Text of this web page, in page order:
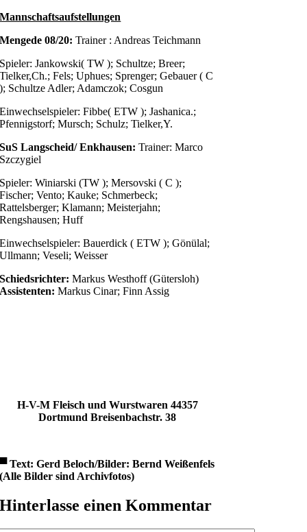
Mannschaftsaufstellungen
Mengede 08/20: Trainer : Andreas Teichmann
Spieler: Jankowski( TW ); Schultze; Breer;
Tielker,Ch.; Fels; Uphues; Sprenger; Gebauer ( C
); Schultze Adler; Adamczok; Cosgun
Einwechselspieler: Fibbe( ETW ); Jashanica.;
Pfennigstorf; Mursch; Schulz; Tielker,Y.
SuS Langscheid/ Enkhausen: Trainer: Marco
Szczygiel
Spieler: Winiarski (TW ); Mersovski ( C );
Fischer; Vento; Kauke; Schmerbeck;
Rattelsberger; Klamann; Meisterjahn;
Rengshausen; Huff
Einwechselspieler: Bauerdick ( ETW ); Gönülal;
Ullmann; Veseli; Weisser
Schiedsrichter: Markus Westhoff (Gütersloh)
Assistenten: Markus Cinar; Finn Assig
H-V-M Fleisch und Wurstwaren 44357
DortmundBreisenbachstr. 38
▀Text: Gerd Beloch/Bilder: Bernd Weißenfels
(Alle Bilder sind Archivfotos)
Hinterlasse einen Kommentar